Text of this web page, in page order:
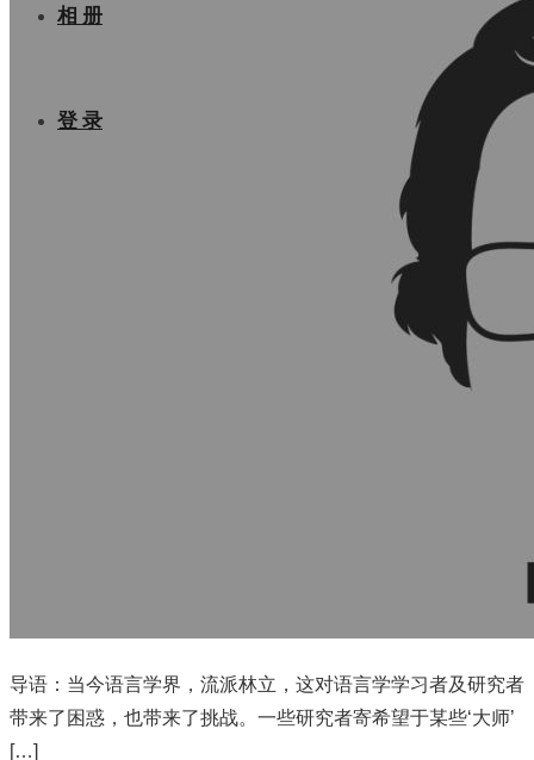
相 册
登 录
导语：当今语言学界，流派林立，这对语言学学习者及研究者
带来了困惑，也带来了挑战。一些研究者寄希望于某些‘大师’
[…]